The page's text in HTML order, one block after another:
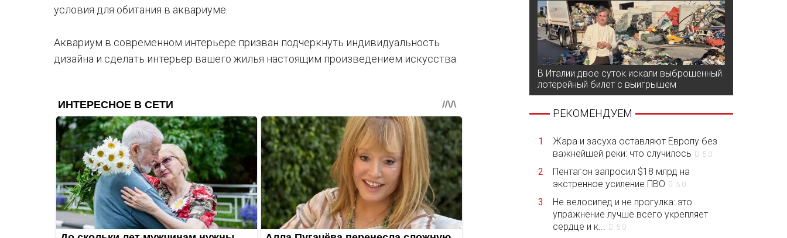
условия для обитания в аквариуме.
Аквариум в современном интерьере призван подчеркнуть индивидуальность
дизайна и сделать интерьер вашего жилья настоящим произведением искусства.
В Италии двое суток искали выброшенный
лотерейный билет с выигрышем
РЕКОМЕНДУЕМ
1
Жара и засуха оставляют Европу без
важнейшей реки: что случилось
5.0
2
Пентагон запросил $18 млрд на
экстренное усиление ПВО
5.0
3
Не велосипед и не прогулка: это
упражнение лучше всего укрепляет
сердце и к...
5.0